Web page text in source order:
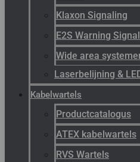
Klaxon Signaling
E2S Warning
Wide area
Laserbelijning &
Kabelwartels
Productcatalogus
ATEX kabelwartels
RVS Wartels